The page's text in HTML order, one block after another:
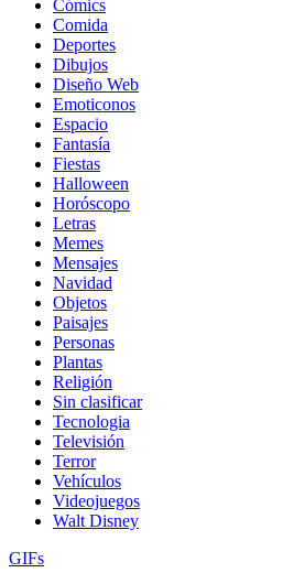
Cómics
Comida
Deportes
Dibujos
Diseño Web
Emoticonos
Espacio
Fantasía
Fiestas
Halloween
Horóscopo
Letras
Memes
Mensajes
Navidad
Objetos
Paisajes
Personas
Plantas
Religión
Sin clasificar
Tecnologia
Televisión
Terror
Vehículos
Videojuegos
Walt Disney
GIFs